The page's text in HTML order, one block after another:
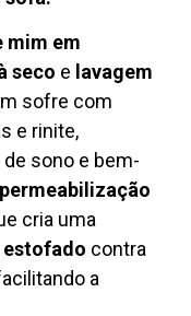
mim em
seco e lavagem
sofre com
e rinite,
sono e bem-
cria uma
estofado contra
a